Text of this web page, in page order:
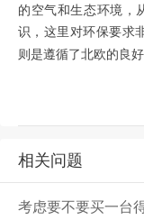
的空气和生态环境，
识，这里对环保要求
则是遵循了北欧的良
相关问题
考虑要不要买一台